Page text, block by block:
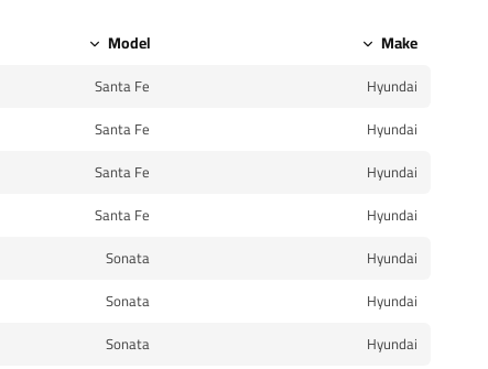
Make
Model
Hyundai
Santa Fe
Hyundai
Santa Fe
Hyundai
Santa Fe
Hyundai
Santa Fe
Hyundai
Sonata
Hyundai
Sonata
Hyundai
Sonata